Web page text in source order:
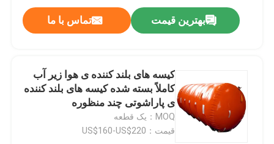
بهترین قیمت تماس با ما
کیسه های بلند کننده ی هوا زیر آب
کاملاً بسته شده کیسه های بلند کننده
ی پاراشوتی چند منظوره
MOQ：یک قطعه
قیمت：US$160-US$220